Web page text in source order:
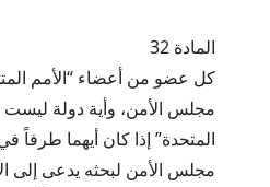
المادة 32
كل عضو من أعضاء “الأمم
مجلس الأمن، وأية دولة
المتحدة” إذا كان أيهما
مجلس الأمن لبحثه يدعى إلى